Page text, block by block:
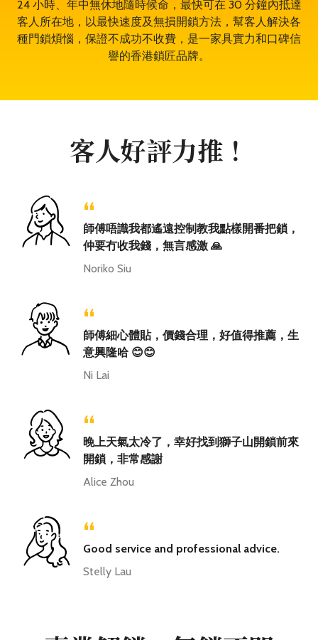
24 小時、年中無休地隨時候命，最快可在 30 分鐘內抵達
客人所在地，以最快速度及無損開鎖方法，幫客人解決各
種門鎖煩惱，保證不成功不收費，是一家具實力和口碑信
譽的香港鎖匠品牌。
客人好評力推！
“
師傅唔識我都遙遠控制教我點樣開番把鎖，
仲要冇收我錢，無言感激 🙏
Noriko Siu
“
師傅細心體貼，價錢合理，好值得推薦，生
意興隆哈 😊😊
Ni Lai
“
晚上天氣太冷了，幸好找到獅子山開鎖前來
開鎖，非常感謝
Alice Zhou
“
Good service and professional advice.
Stelly Lau